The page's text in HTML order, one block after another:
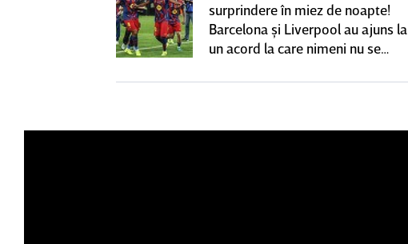
surprindere în miez de noapte!
Barcelona şi Liverpool au ajuns la
un acord la care nimeni nu se